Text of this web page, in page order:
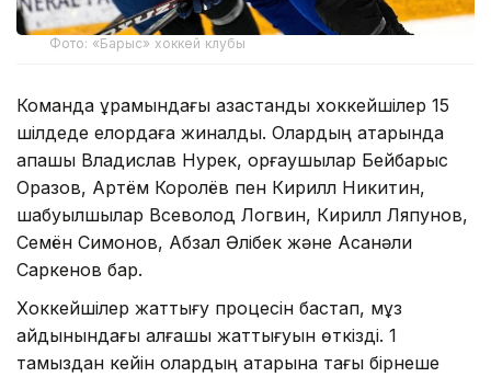
Фото: «Барыс» хоккей клубы
Команда құрамындағы қазақстандық хоккейшілер 15
шілдеде елордаға жиналды. Олардың қатарында
қақпашы Владислав Нурек, қорғаушылар Бейбарыс
Оразов, Артём Королёв пен Кирилл Никитин,
шабуылшылар Всеволод Логвин, Кирилл Ляпунов,
Семён Симонов, Абзал Әлібек және Асанәли
Саркенов бар.
Хоккейшілер жаттығу процесін бастап, мұз
айдынындағы алғашқы жаттығуын өткізді. 1
тамыздан кейін олардың қатарына тағы бірнеше